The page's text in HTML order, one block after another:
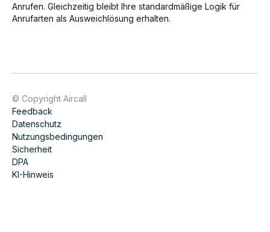
Anrufen. Gleichzeitig bleibt Ihre standardmäßige Logik für
Anrufarten als Ausweichlösung erhalten.
© Copyright Aircall
Feedback
Datenschutz
Nutzungsbedingungen
Sicherheit
DPA
KI-Hinweis